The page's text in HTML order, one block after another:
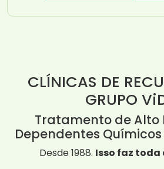
CLÍNICAS DE
GRUPO
Tratamento de Alto
Dependentes
Desde 1988. Isso faz